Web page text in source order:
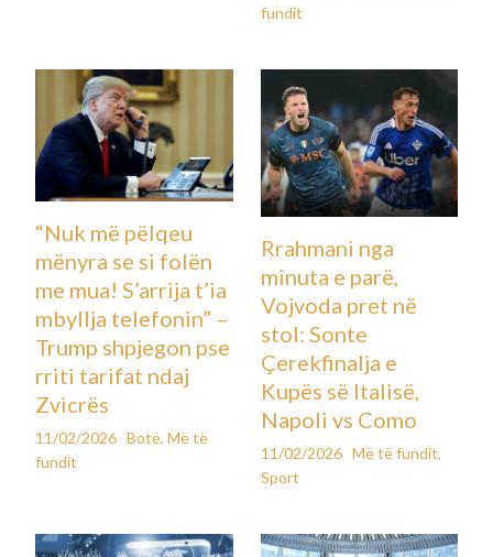
fundit
“Nuk më pëlqeu
mënyra se si folën
me mua! S’arrija t’ia
mbyllja telefonin” –
Trump shpjegon pse
rriti tarifat ndaj
Zvicrës
11/02/2026 Botë,Më të
fundit
Rrahmani nga
minuta e parë,
Vojvoda pret në
stol: Sonte
Çerekfinalja e
Kupës së Italisë,
Napoli vs Como
11/02/2026 Më të fundit,
Sport